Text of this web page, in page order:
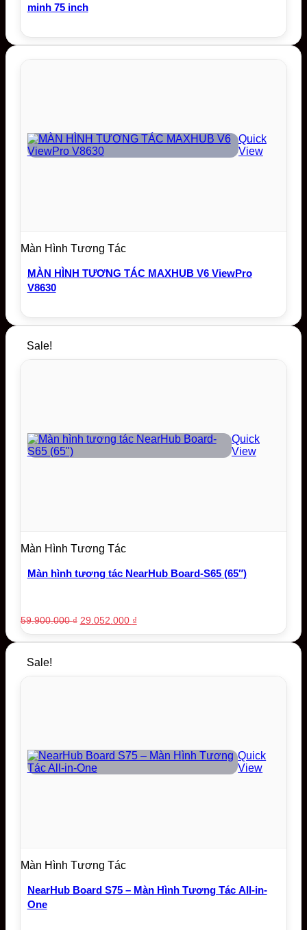
minh 75 inch
Quick
View
Màn Hình Tương Tác
MÀN HÌNH TƯƠNG TÁC MAXHUB V6 ViewPro
V8630
Sale!
Quick
View
Màn Hình Tương Tác
Màn hình tương tác NearHub Board-S65 (65″)
59.900.000₫ Original
was:
29.052.000 ₫Current
is:
Sale!
Quick
View
Màn Hình Tương Tác
NearHub Board S75 – Màn Hình Tương Tác All-in-
One